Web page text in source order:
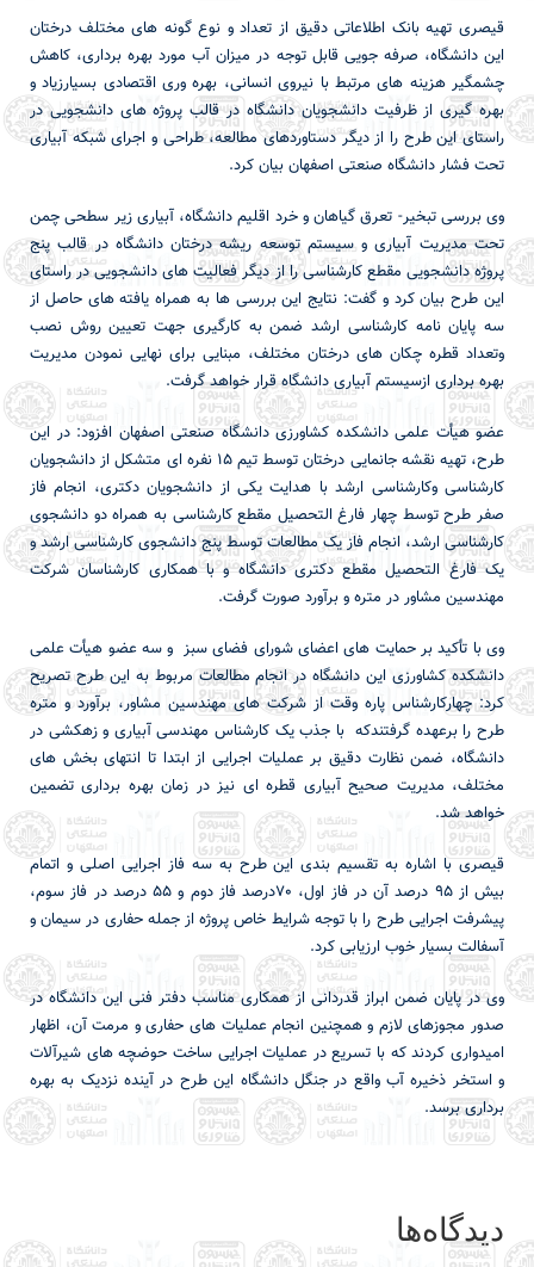
قیصری تهیه بانک اطلاعاتی دقیق از تعداد و نوع گونه های مختلف درختان
این دانشگاه، صرفه جویی قابل توجه در میزان آب مورد بهره برداری، کاهش
چشمگیر هزینه های مرتبط با نیروی انسانی، بهره وری اقتصادی بسیارزیاد و
بهره گیری از ظرفیت دانشجویان دانشگاه در قالب پروژه های دانشجویی در
راستای این طرح را از دیگر دستاوردهای مطالعه، طراحی و اجرای شبکه آبیاری
تحت فشار دانشگاه صنعتی اصفهان بیان کرد.
وی بررسی تبخیر- تعرق گیاهان و خرد اقلیم دانشگاه، آبیاری زیر سطحی چمن
تحت مدیریت آبیاری و سیستم توسعه ریشه درختان دانشگاه در قالب پنج
پروژه دانشجویی مقطع کارشناسی را از دیگر فعالیت های دانشجویی در راستای
این طرح بیان کرد و گفت: نتایج این بررسی ها به همراه یافته های حاصل از
سه پایان نامه کارشناسی ارشد ضمن به کارگیری جهت تعیین روش نصب
وتعداد قطره چکان های درختان مختلف، مبنایی برای نهایی نمودن مدیریت
بهره برداری ازسیستم آبیاری دانشگاه قرار خواهد گرفت.
عضو هیأت علمی دانشکده کشاورزی دانشگاه صنعتی اصفهان افزود: در این
طرح، تهیه نقشه جانمایی درختان توسط تیم 15 نفره ای متشکل از دانشجویان
کارشناسی وکارشناسی ارشد با هدایت یکی از دانشجویان دکتری، انجام فاز
صفر طرح توسط چهار فارغ التحصیل مقطع کارشناسی به همراه دو دانشجوی
کارشناسی ارشد، انجام فاز یک مطالعات توسط پنج دانشجوی کارشناسی ارشد و
یک فارغ التحصیل مقطع دکتری دانشگاه و با همکاری کارشناسان شرکت
مهندسین مشاور در متره و برآورد صورت گرفت.
وی با تأکید بر حمایت های اعضای شورای فضای سبز و سه عضو هیأت علمی
دانشکده کشاورزی این دانشگاه در انجام مطالعات مربوط به این طرح تصریح
کرد: چهارکارشناس پاره وقت از شرکت های مهندسین مشاور، برآورد و متره
طرح را برعهده گرفتندکه با جذب یک کارشناس مهندسی آبیاری و زهکشی در
دانشگاه، ضمن نظارت دقیق بر عملیات اجرایی از ابتدا تا انتهای بخش های
مختلف، مدیریت صحیح آبیاری قطره ای نیز در زمان بهره برداری تضمین
خواهد شد.
قیصری با اشاره به تقسیم بندی این طرح به سه فاز اجرایی اصلی و اتمام
بیش از 95 درصد آن در فاز اول، 70درصد فاز دوم و 55 درصد در فاز سوم،
پیشرفت اجرایی طرح را با توجه شرایط خاص پروژه از جمله حفاری در سیمان و
آسفالت بسیار خوب ارزیابی کرد.
وی در پایان ضمن ابراز قدردانی از همکاری مناسب دفتر فنی این دانشگاه در
صدور مجوزهای لازم و همچنین انجام عملیات های حفاری و مرمت آن، اظهار
امیدواری کردند که با تسریع در عملیات اجرایی ساخت حوضچه های شیرآلات
و استخر ذخیره آب واقع در جنگل دانشگاه این طرح در آینده نزدیک به بهره
برداری برسد.
دیدگاه‌ها